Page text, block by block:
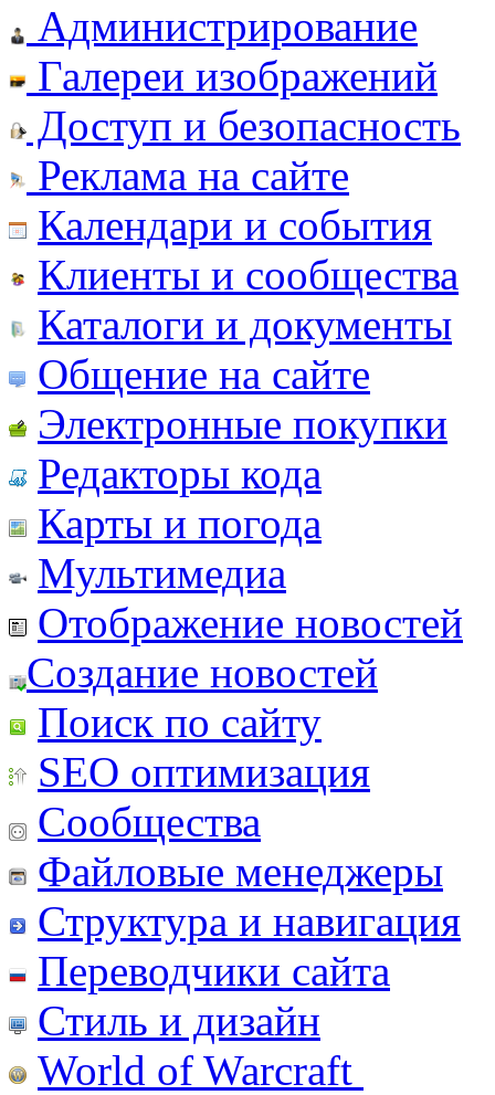
Администрирование
Галереи изображений
Доступ и безопасность
Реклама на сайте
Календари и события
Клиенты и сообщества
Каталоги и документы
Общение на сайте
Электронные покупки
Редакторы кода
Карты и погода
Мультимедиа
Отображение новостей
Создание новостей
Поиск по сайту
SEO оптимизация
Сообщества
Файловые менеджеры
Структура и навигация
Переводчики сайта
Стиль и дизайн
World of Warcraft